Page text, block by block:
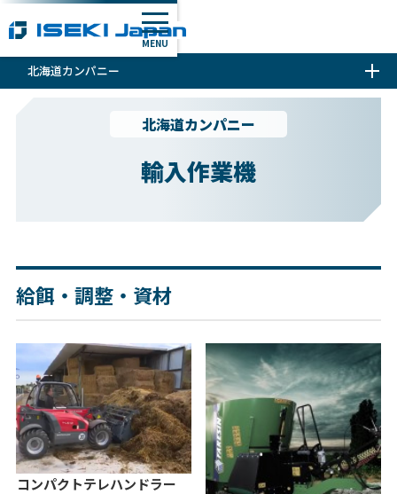
MENU
北海道カンパニー
輸入作業機
北海道カンパニー
給餌・調整・資材
コンパクトテレハンドラー